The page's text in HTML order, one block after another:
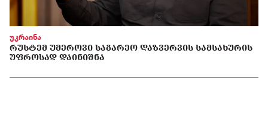
უკრაინა
ᲠᲣᲡᲢᲔᲛ ᲣᲛᲔᲠᲝᲕᲘ ᲡᲐᲒᲐᲠᲔᲝ ᲓᲐᲖᲕᲔᲠᲕᲘᲡ ᲡᲐᲛᲡᲐᲮᲣᲠᲘᲡ
ᲣᲤᲠᲝᲡᲐᲓ ᲓᲐᲘᲜᲘᲨᲜᲐ